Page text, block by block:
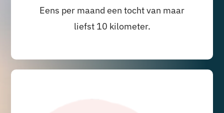
Eens per maand een tocht van maar
liefst 10 kilometer.